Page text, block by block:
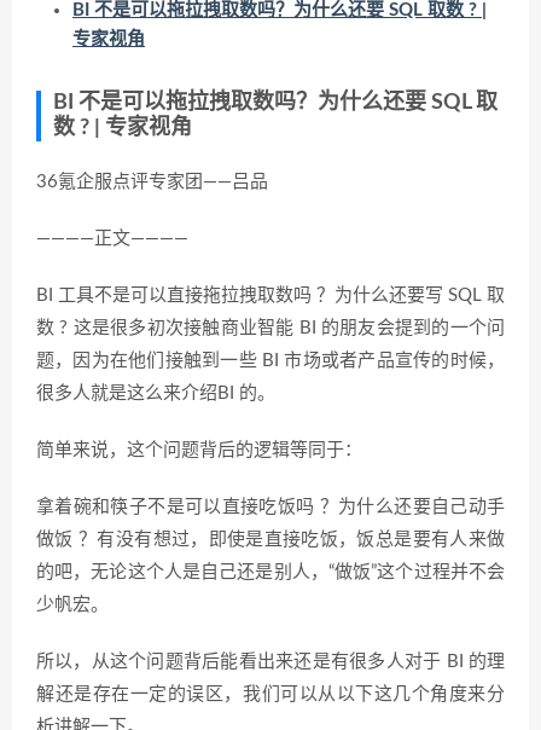
BI 不是可以拖拉拽取数吗？为什么还要 SQL 取数 ? |
专家视角
BI 不是可以拖拉拽取数吗？为什么还要 SQL 取
数 ? | 专家视角
36氪企服点评专家团——吕品
————正文————
BI 工具不是可以直接拖拉拽取数吗 ？为什么还要写 SQL 取
数 ? 这是很多初次接触商业智能 BI 的朋友会提到的一个问
题，因为在他们接触到一些 BI 市场或者产品宣传的时候，
很多人就是这么来介绍BI 的。
简单来说，这个问题背后的逻辑等同于：
拿着碗和筷子不是可以直接吃饭吗 ？为什么还要自己动手
做饭 ？有没有想过，即使是直接吃饭，饭总是要有人来做
的吧，无论这个人是自己还是别人，“做饭”这个过程并不会
少帆宏。
所以，从这个问题背后能看出来还是有很多人对于 BI 的理
解还是存在一定的误区，我们可以从以下这几个角度来分